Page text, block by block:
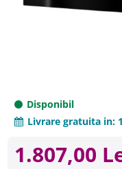
Disponibil
Livrare gratuita in:
1.807,00